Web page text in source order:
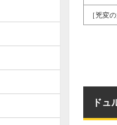
［兇変
ドュ